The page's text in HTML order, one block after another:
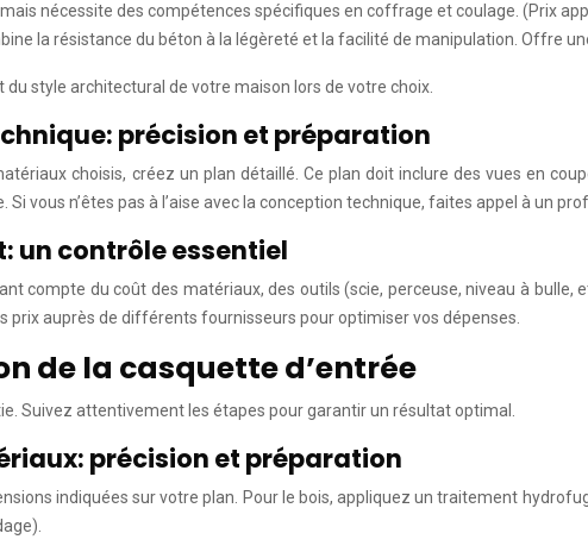
nécessite des compétences spécifiques en coffrage et coulage. (Prix
la résistance du béton à la légèreté et la facilité de manipulation. Offre
style architectural de votre maison lors de votre choix.
précision et préparation
choisis, créez un plan détaillé. Ce plan doit inclure des vues en
vous n’êtes pas à l’aise avec la conception technique, faites appel à un
un contrôle essentiel
compte du coût des matériaux, des outils (scie, perceuse, niveau à
prix auprès de différents fournisseurs pour optimiser vos dépenses.
de la casquette d’entrée
Suivez attentivement les étapes pour garantir un résultat optimal.
précision et préparation
indiquées sur votre plan. Pour le bois, appliquez un traitement